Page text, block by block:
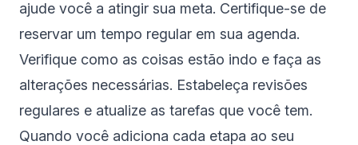
ajude você a atingir sua meta. Certifique-se de
reservar um tempo regular em sua agenda.
Verifique como as coisas estão indo e faça as
alterações necessárias. Estabeleça revisões
regulares e atualize as tarefas que você tem.
Quando você adiciona cada etapa ao seu